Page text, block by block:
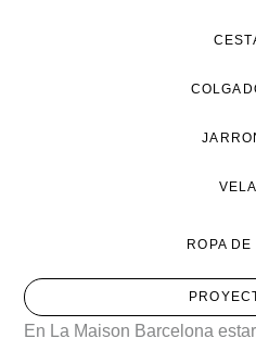
ROPA DE
En La Maison Barcelona